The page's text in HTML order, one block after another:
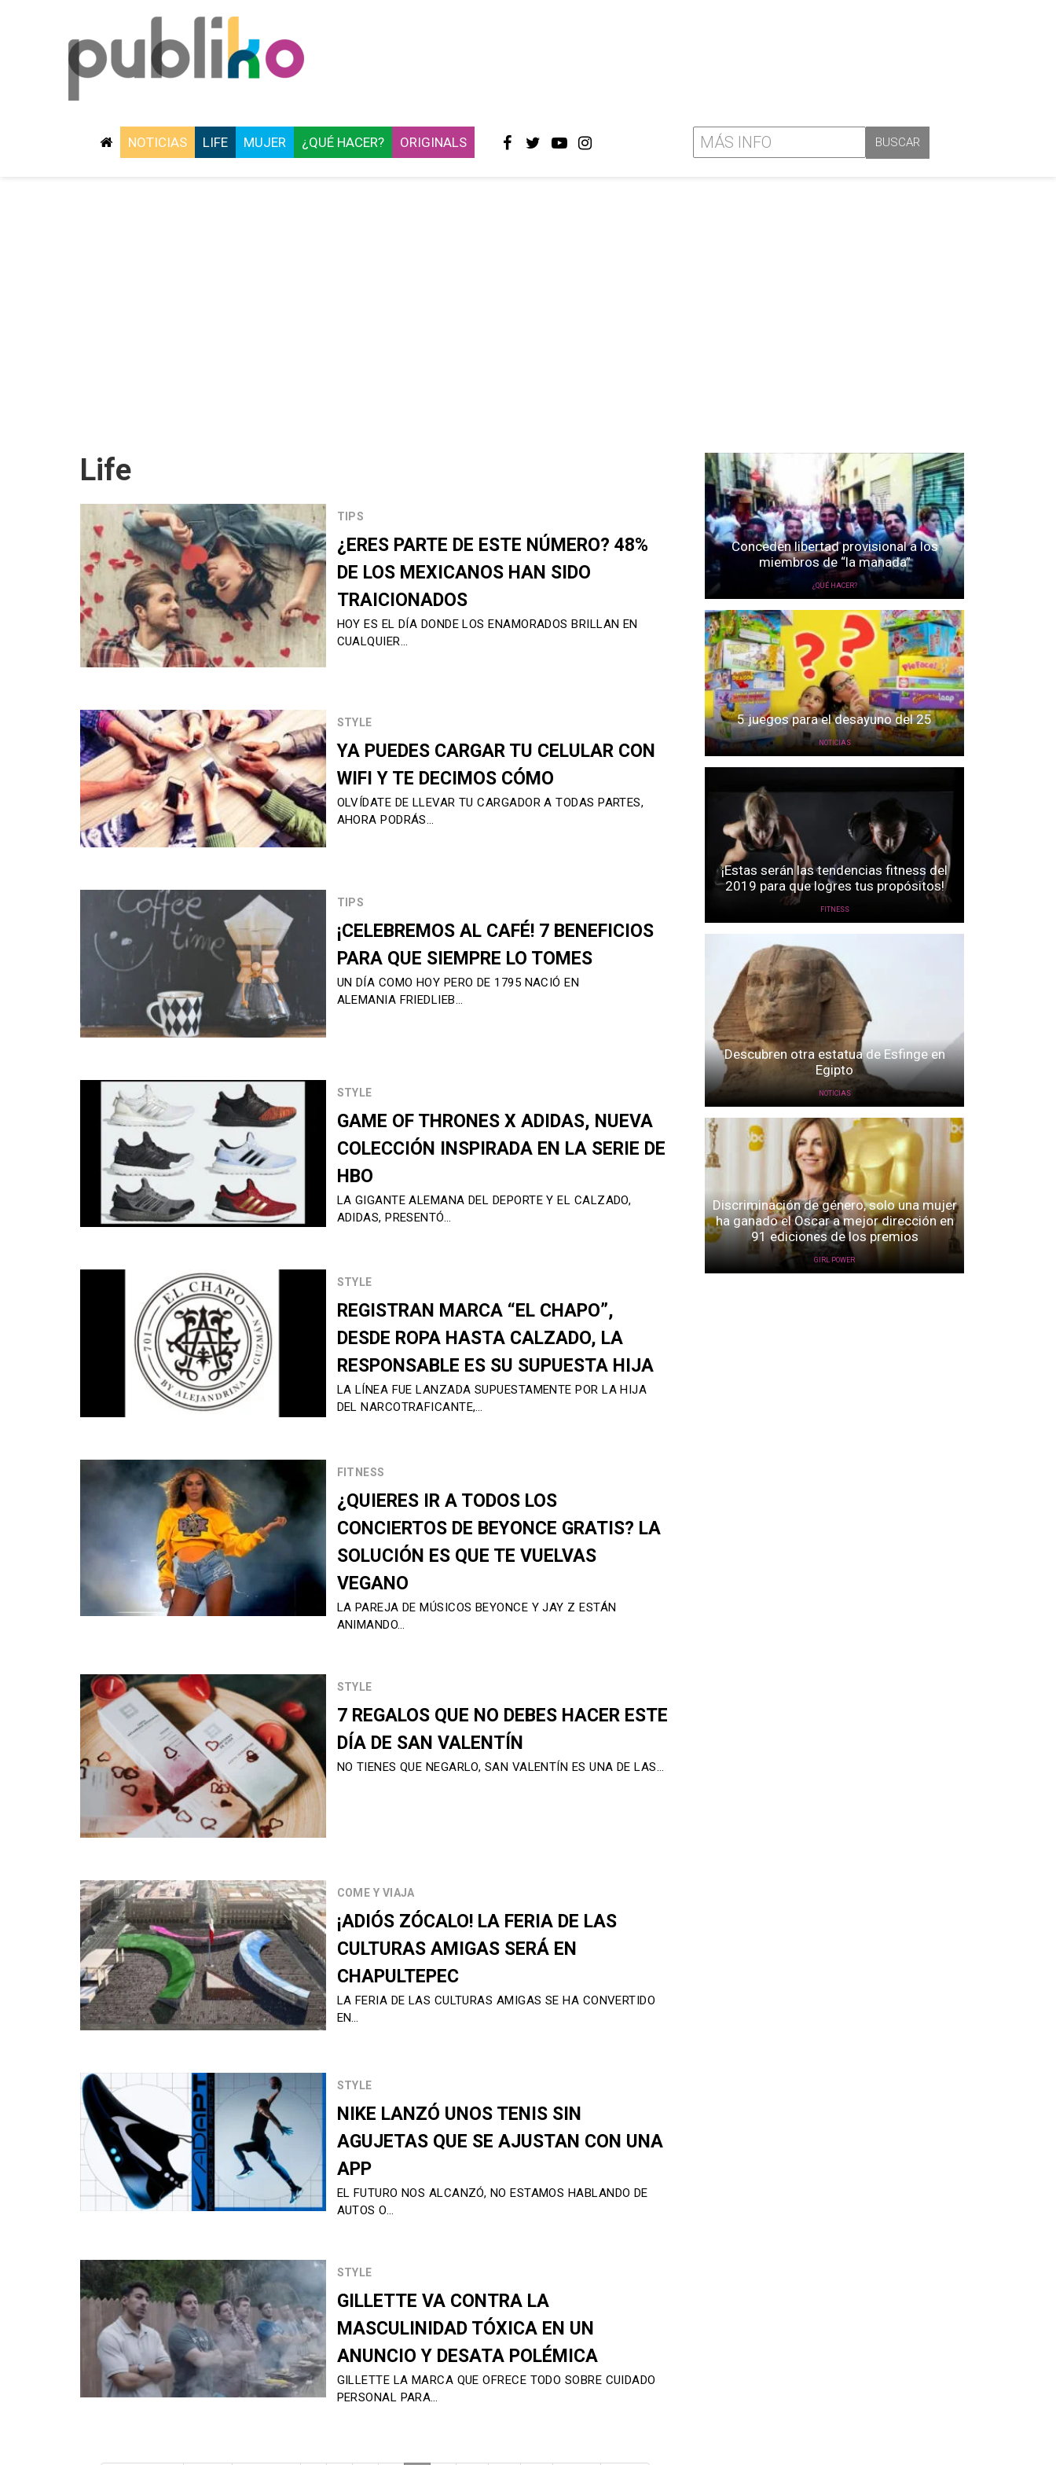
NOTICIAS LIFE MUJER ¿QUÉ HACER? ORIGINALS
Life
TIPS
¿ERES PARTE DE ESTE NÚMERO? 48%
DE LOS MEXICANOS HAN SIDO
TRAICIONADOS
HOY ES EL DÍA DONDE LOS ENAMORADOS BRILLAN EN
CUALQUIER…
STYLE
YA PUEDES CARGAR TU CELULAR CON
WIFI Y TE DECIMOS CÓMO
OLVÍDATE DE LLEVAR TU CARGADOR A TODAS PARTES,
AHORA PODRÁS…
TIPS
¡CELEBREMOS AL CAFÉ! 7 BENEFICIOS
PARA QUE SIEMPRE LO TOMES
UN DÍA COMO HOY PERO DE 1795 NACIÓ EN
ALEMANIA FRIEDLIEB…
STYLE
GAME OF THRONES X ADIDAS, NUEVA
COLECCIÓN INSPIRADA EN LA SERIE DE
HBO
LA GIGANTE ALEMANA DEL DEPORTE Y EL CALZADO,
ADIDAS, PRESENTÓ…
STYLE
REGISTRAN MARCA “EL CHAPO”,
DESDE ROPA HASTA CALZADO, LA
RESPONSABLE ES SU SUPUESTA HIJA
LA LÍNEA FUE LANZADA SUPUESTAMENTE POR LA HIJA
DEL NARCOTRAFICANTE,…
FITNESS
¿QUIERES IR A TODOS LOS
CONCIERTOS DE BEYONCE GRATIS? LA
SOLUCIÓN ES QUE TE VUELVAS
VEGANO
LA PAREJA DE MÚSICOS BEYONCE Y JAY Z ESTÁN
ANIMANDO…
STYLE
7 REGALOS QUE NO DEBES HACER ESTE
DÍA DE SAN VALENTÍN
NO TIENES QUE NEGARLO, SAN VALENTÍN ES UNA DE LAS…
COME Y VIAJA
¡ADIÓS ZÓCALO! LA FERIA DE LAS
CULTURAS AMIGAS SERÁ EN
CHAPULTEPEC
LA FERIA DE LAS CULTURAS AMIGAS SE HA CONVERTIDO
EN…
STYLE
NIKE LANZÓ UNOS TENIS SIN
AGUJETAS QUE SE AJUSTAN CON UNA
APP
EL FUTURO NOS ALCANZÓ, NO ESTAMOS HABLANDO DE
AUTOS O…
STYLE
GILLETTE VA CONTRA LA
MASCULINIDAD TÓXICA EN UN
ANUNCIO Y DESATA POLÉMICA
GILLETTE LA MARCA QUE OFRECE TODO SOBRE CUIDADO
PERSONAL PARA…
Conceden libertad provisional a los
miembros de “la manada”
¿QUÉ HACER?
5 juegos para el desayuno del 25
NOTICIAS
¡Estas serán las tendencias fitness del
2019 para que logres tus propósitos!
FITNESS
Descubren otra estatua de Esfinge en
Egipto
NOTICIAS
Discriminación de género, solo una mujer
ha ganado el Oscar a mejor dirección en
91 ediciones de los premios
GIRL POWER